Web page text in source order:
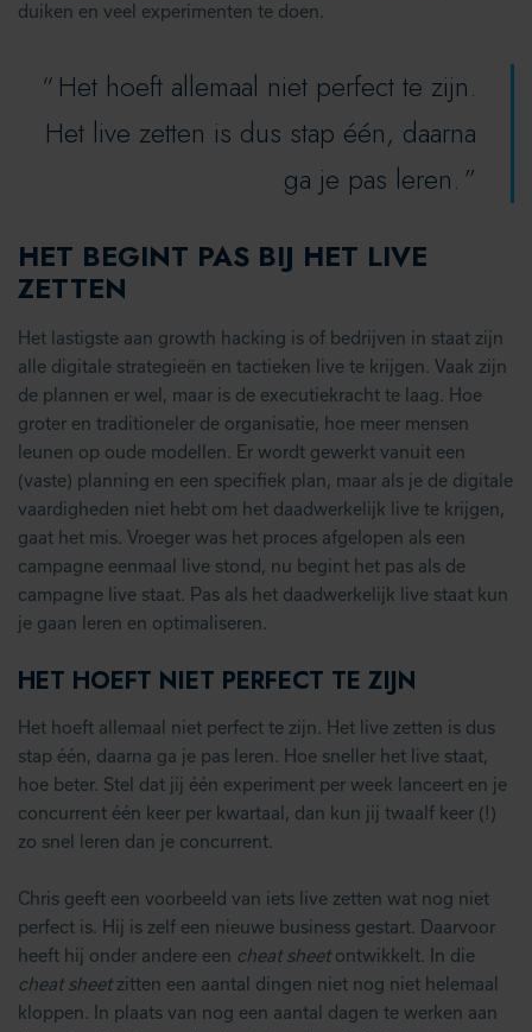
duiken en veel experimenten te doen.
Het hoeft allemaal niet perfect te zijn.
Het live zetten is dus stap één, daarna
ga je pas leren.
HET BEGINT PAS BIJ HET LIVE
ZETTEN
Het lastigste aan growth hacking is of bedrijven in staat zijn
alle digitale strategieën en tactieken live te krijgen. Vaak zijn
de plannen er wel, maar is de executiekracht te laag. Hoe
groter en traditioneler de organisatie, hoe meer mensen
leunen op oude modellen. Er wordt gewerkt vanuit een
(vaste) planning en een specifiek plan, maar als je de digitale
vaardigheden niet hebt om het daadwerkelijk live te krijgen,
gaat het mis. Vroeger was het proces afgelopen als een
campagne eenmaal live stond, nu begint het pas als de
campagne live staat. Pas als het daadwerkelijk live staat kun
je gaan leren en optimaliseren.
HET HOEFT NIET PERFECT TE ZIJN
Het hoeft allemaal niet perfect te zijn. Het live zetten is dus
stap één, daarna ga je pas leren. Hoe sneller het live staat,
hoe beter. Stel dat jij één experiment per week lanceert en je
concurrent één keer per kwartaal, dan kun jij twaalf keer (!)
zo snel leren dan je concurrent.
Chris geeft een voorbeeld van iets live zetten wat nog niet
perfect is. Hij is zelf een nieuwe business gestart. Daarvoor
heeft hij onder andere een cheat sheetontwikkelt. In die
cheat sheetzitten een aantal dingen niet nog niet helemaal
kloppen. In plaats van nog een aantal dagen te werken aan